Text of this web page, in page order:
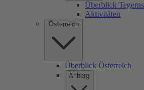
Überblick
Aktivitäten
Österreich
Überblick Österreich
Arlberg